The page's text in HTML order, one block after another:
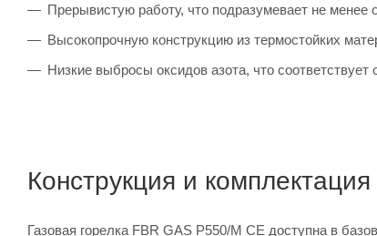
Прерывистую работу, что подразумевает не менее
Высокопрочную конструкцию из термостойких
Низкие выбросы оксидов азота, что
Конструкция и комплектация
Газовая горелка FBR GAS P550/M CE доступна в